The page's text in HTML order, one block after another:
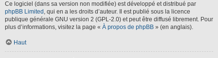
Ce logiciel (dans sa version non modifiée) est développé et distribué par
phpBB Limited , qui en a les droits d’auteur. Il est publié sous la licence
publique générale GNU version 2 (GPL-2.0) et peut être diffusé librement. Pour
plus d’informations, visitez la page « À propos de phpBB » (en anglais).
Haut